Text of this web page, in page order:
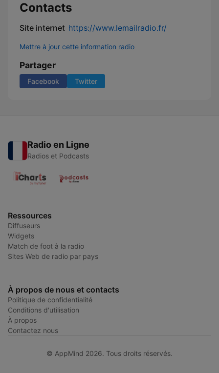
Contacts
Site internet https://www.lemailradio.fr/
Mettre à jour cette information radio
Partager
Facebook Twitter
Radio en Ligne
Radios et Podcasts
Ressources
Diffuseurs
Widgets
Match de foot à la radio
Sites Web de radio par pays
À propos de nous et contacts
Politique de confidentialité
Conditions d'utilisation
À propos
Contactez nous
© AppMind 2026. Tous droits réservés.